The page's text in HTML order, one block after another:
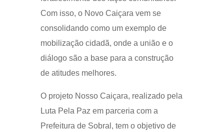
Com isso, o Novo Caiçara vem se
consolidando como um exemplo de
mobilização cidadã, onde a união e o
diálogo são a base para a construção
de atitudes melhores.
O projeto Nosso Caiçara, realizado pela
Luta Pela Paz em parceria com a
Prefeitura de Sobral, tem o objetivo de